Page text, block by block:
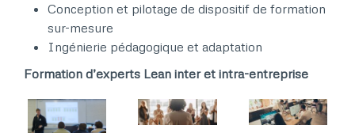
Conception et pilotage de dispositif de formation
sur-mesure ​
Ingénierie pédagogique et adaptation ​​ ​
Formation d’experts Lean inter et intra-entreprise​